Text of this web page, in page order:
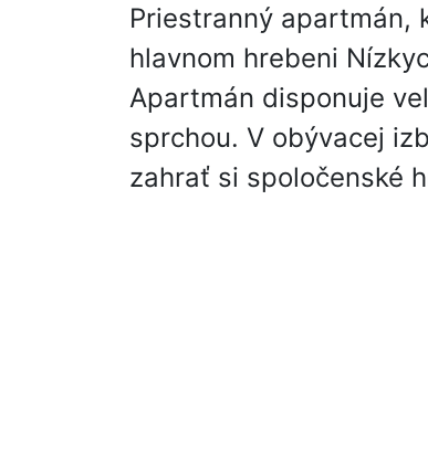
Priestranný apartmán,
hlavnom hrebeni
Apartmán disponuje
sprchou. V obývacej
zahrať si spoločenské